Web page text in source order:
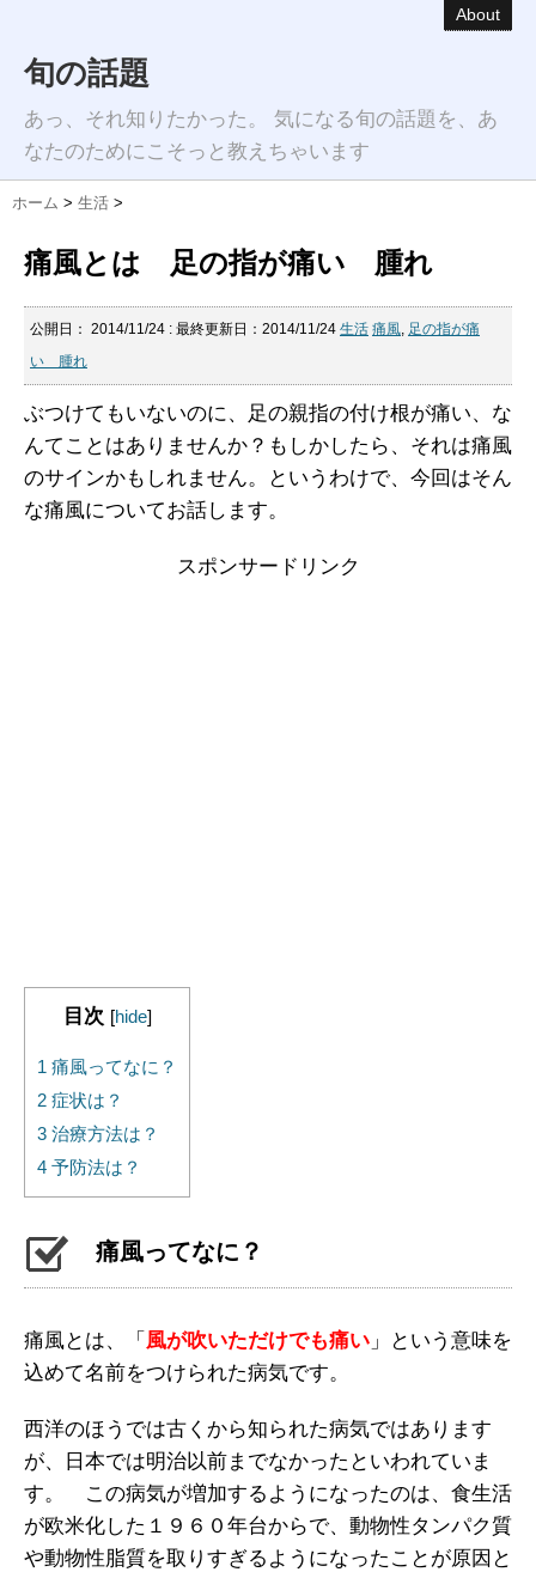
About
旬の話題
あっ、それ知りたかった。 気になる旬の話題を、あ
なたのためにこそっと教えちゃいます
ホーム > 生活 >
痛風とは 足の指が痛い 腫れ
公開日： 2014/11/24 : 最終更新日：2014/11/24 生活 痛風, 足の指が痛
い 腫れ
ぶつけてもいないのに、足の親指の付け根が痛い、な
んてことはありませんか？もしかしたら、それは痛風
のサインかもしれません。というわけで、今回はそん
な痛風についてお話します。
スポンサードリンク
目次 [hide]
1 痛風ってなに？
2 症状は？
3 治療方法は？
4 予防法は？
痛風ってなに？
痛風とは、「 風が吹いただけでも痛い 」という意味を
込めて名前をつけられた病気です。
西洋のほうでは古くから知られた病気ではあります
が、日本では明治以前までなかったといわれていま
す。 この病気が増加するようになったのは、食生活
が欧米化した１９６０年台からで、動物性タンパク質
や動物性脂質を取りすぎるようになったことが原因と